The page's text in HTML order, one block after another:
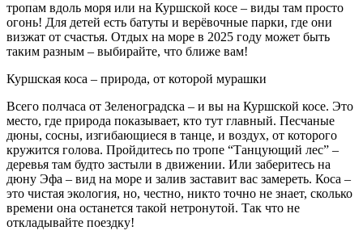
тропам вдоль моря или на Куршской косе – виды там просто
огонь! Для детей есть батуты и верёвочные парки, где они
визжат от счастья. Отдых на море в 2025 году может быть
таким разным – выбирайте, что ближе вам!
Куршская коса – природа, от которой мурашки
Всего полчаса от Зеленоградска – и вы на Куршской косе. Это
место, где природа показывает, кто тут главный. Песчаные
дюны, сосны, изгибающиеся в танце, и воздух, от которого
кружится голова. Пройдитесь по тропе “Танцующий лес” –
деревья там будто застыли в движении. Или заберитесь на
дюну Эфа – вид на море и залив заставит вас замереть. Коса –
это чистая экология, но, честно, никто точно не знает, сколько
времени она останется такой нетронутой. Так что не
откладывайте поездку!